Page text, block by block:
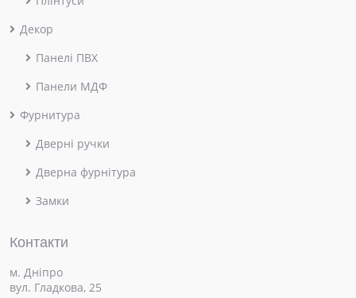
Декор
Панелі ПВХ
Панели МДФ
Фурнитура
Дверні ручки
Дверна фурнітура
Замки
Контакти
м. Дніпро
вул. Гладкова, 25